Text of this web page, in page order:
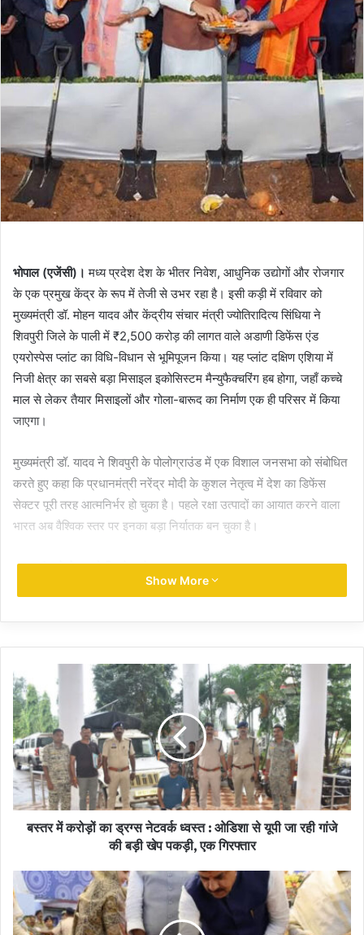
भोपाल (एजेंसी)।मध्य प्रदेश देश के भीतर निवेश, आधुनिक उद्योगों और रोजगार
के एक प्रमुख केंद्र के रूप में तेजी से उभर रहा है। इसी कड़ी में रविवार को
मुख्यमंत्री डॉ. मोहन यादव और केंद्रीय संचार मंत्री ज्योतिरादित्य सिंधिया ने
शिवपुरी जिले के पाली में ₹2,500 करोड़ की लागत वाले अडाणी डिफेंस एंड
एयरोस्पेस प्लांट का विधि-विधान से भूमिपूजन किया। यह प्लांट दक्षिण एशिया में
निजी क्षेत्र का सबसे बड़ा मिसाइल इकोसिस्टम मैन्युफैक्चरिंग हब होगा, जहाँ कच्चे
माल से लेकर तैयार मिसाइलों और गोला-बारूद का निर्माण एक ही परिसर में किया
जाएगा।
मुख्यमंत्री डॉ. यादव ने शिवपुरी के पोलोग्राउंड में एक विशाल जनसभा को संबोधित
करते हुए कहा कि प्रधानमंत्री नरेंद्र मोदी के कुशल नेतृत्व में देश का डिफेंस
सेक्टर पूरी तरह आत्मनिर्भर हो चुका है। पहले रक्षा उत्पादों का आयात करने वाला
भारत अब वैश्विक स्तर पर इनका बड़ा निर्यातक बन चुका है।
रक्षा प्लांट से क्षेत्र को मिलने वाले मुख्य लाभ
होंगे।
मजबूत सप्लाई चेन: स्थानीय लघु उद्योगों (MSMEs) को बढ़ावा मिलेगा, जिससे
क्षेत्रीय अर्थव्यवस्था को नई गति मिलेगी।
ग्वालियर-चंबल का कायाकल्प: यह पूरा क्षेत्र अब डिफेंस, एविएशन, लॉजिस्टिक्स
और आधुनिक विनिर्माण के एक बड़े हब के रूप में देश के मानचित्र पर चमकेगा।
शिवपुरी और आसपास के क्षेत्रों के लिए ₹211 करोड़ के विकास कार्यों की सौगात
को ₹211 करोड़ से अधिक की लागत वाले 38 विकास कार्यों की सौगात दी। इनमें
₹166.72 करोड़ के 28 कार्यों का लोकार्पण और ₹44.57 करोड़ के 10 कार्यों का
भूमिपूजन शामिल है।
Show More
बस्तर में करोड़ों का ड्रग्स नेटवर्क ध्वस्त : ओडिशा से यूपी जा रही गांजे
की बड़ी खेप पकड़ी, एक गिरफ्तार